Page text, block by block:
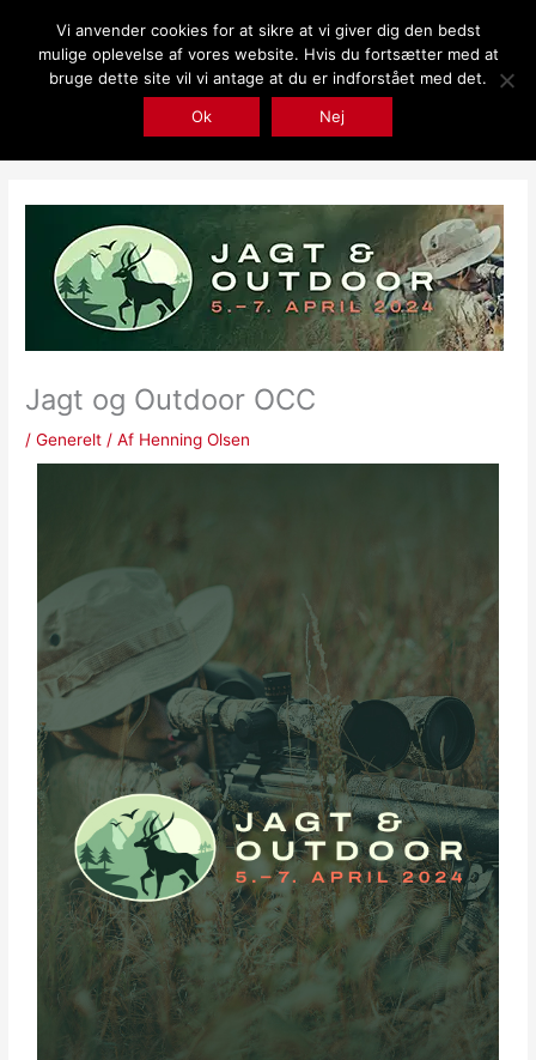
indholdet
Jagt og Outdoor OCC
/Generelt / Af Henning Olsen
Vi anvender cookies for at sikre at vi giver dig den bedst
mulige oplevelse af vores website. Hvis du fortsætter med at
bruge dette site vil vi antage at du er indforstået med det.
Ok
Nej